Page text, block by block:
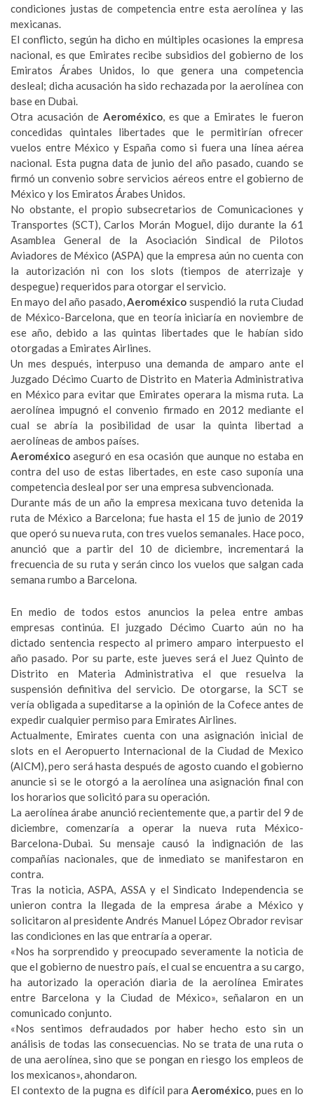
condiciones justas de competencia entre esta aerolínea y las
mexicanas.
El conflicto, según ha dicho en múltiples ocasiones la empresa
nacional, es que Emirates recibe subsidios del gobierno de los
Emiratos Árabes Unidos, lo que genera una competencia
desleal; dicha acusación ha sido rechazada por la aerolínea con
base en Dubai.
Otra acusación de Aeroméxico, es que a Emirates le fueron
concedidas quintales libertades que le permitirían ofrecer
vuelos entre México y España como si fuera una línea aérea
nacional. Esta pugna data de junio del año pasado, cuando se
firmó un convenio sobre servicios aéreos entre el gobierno de
México y los Emiratos Árabes Unidos.
No obstante, el propio subsecretarios de Comunicaciones y
Transportes (SCT), Carlos Morán Moguel, dijo durante la 61
Asamblea General de la Asociación Sindical de Pilotos
Aviadores de México (ASPA) que la empresa aún no cuenta con
la autorización ni con los slots (tiempos de aterrizaje y
despegue) requeridos para otorgar el servicio.
En mayo del año pasado,Aeroméxico suspendió la ruta Ciudad
de México-Barcelona, que en teoría iniciaría en noviembre de
ese año, debido a las quintas libertades que le habían sido
otorgadas a Emirates Airlines.
Un mes después, interpuso una demanda de amparo ante el
Juzgado Décimo Cuarto de Distrito en Materia Administrativa
en México para evitar que Emirates operara la misma ruta. La
aerolínea impugnó el convenio firmado en 2012 mediante el
cual se abría la posibilidad de usar la quinta libertad a
aerolíneas de ambos países.
Aeroméxico aseguró en esa ocasión que aunque no estaba en
contra del uso de estas libertades, en este caso suponía una
competencia desleal por ser una empresa subvencionada.
Durante más de un año la empresa mexicana tuvo detenida la
ruta de México a Barcelona; fue hasta el 15 de junio de 2019
que operó su nueva ruta, con tres vuelos semanales. Hace poco,
anunció que a partir del 10 de diciembre, incrementará la
frecuencia de su ruta y serán cinco los vuelos que salgan cada
semana rumbo a Barcelona.
En medio de todos estos anuncios la pelea entre ambas
empresas continúa. El juzgado Décimo Cuarto aún no ha
dictado sentencia respecto al primero amparo interpuesto el
año pasado. Por su parte, este jueves será el Juez Quinto de
Distrito en Materia Administrativa el que resuelva la
suspensión definitiva del servicio. De otorgarse, la SCT se
vería obligada a supeditarse a la opinión de la Cofece antes de
expedir cualquier permiso para Emirates Airlines.
Actualmente, Emirates cuenta con una asignación inicial de
slots en el Aeropuerto Internacional de la Ciudad de Mexico
(AICM), pero será hasta después de agosto cuando el gobierno
anuncie si se le otorgó a la aerolínea una asignación final con
los horarios que solicitó para su operación.
La aerolínea árabe anunció recientemente que, a partir del 9 de
diciembre, comenzaría a operar la nueva ruta México-
Barcelona-Dubai. Su mensaje causó la indignación de las
compañías nacionales, que de inmediato se manifestaron en
contra.
Tras la noticia, ASPA, ASSA y el Sindicato Independencia se
unieron contra la llegada de la empresa árabe a México y
solicitaron al presidente Andrés Manuel López Obrador revisar
las condiciones en las que entraría a operar.
«Nos ha sorprendido y preocupado severamente la noticia de
que el gobierno de nuestro país, el cual se encuentra a su cargo,
ha autorizado la operación diaria de la aerolínea Emirates
entre Barcelona y la Ciudad de México», señalaron en un
comunicado conjunto.
«Nos sentimos defraudados por haber hecho esto sin un
análisis de todas las consecuencias. No se trata de una ruta o
de una aerolínea, sino que se pongan en riesgo los empleos de
los mexicanos», ahondaron.
El contexto de la pugna es difícil para Aeroméxico, pues en lo